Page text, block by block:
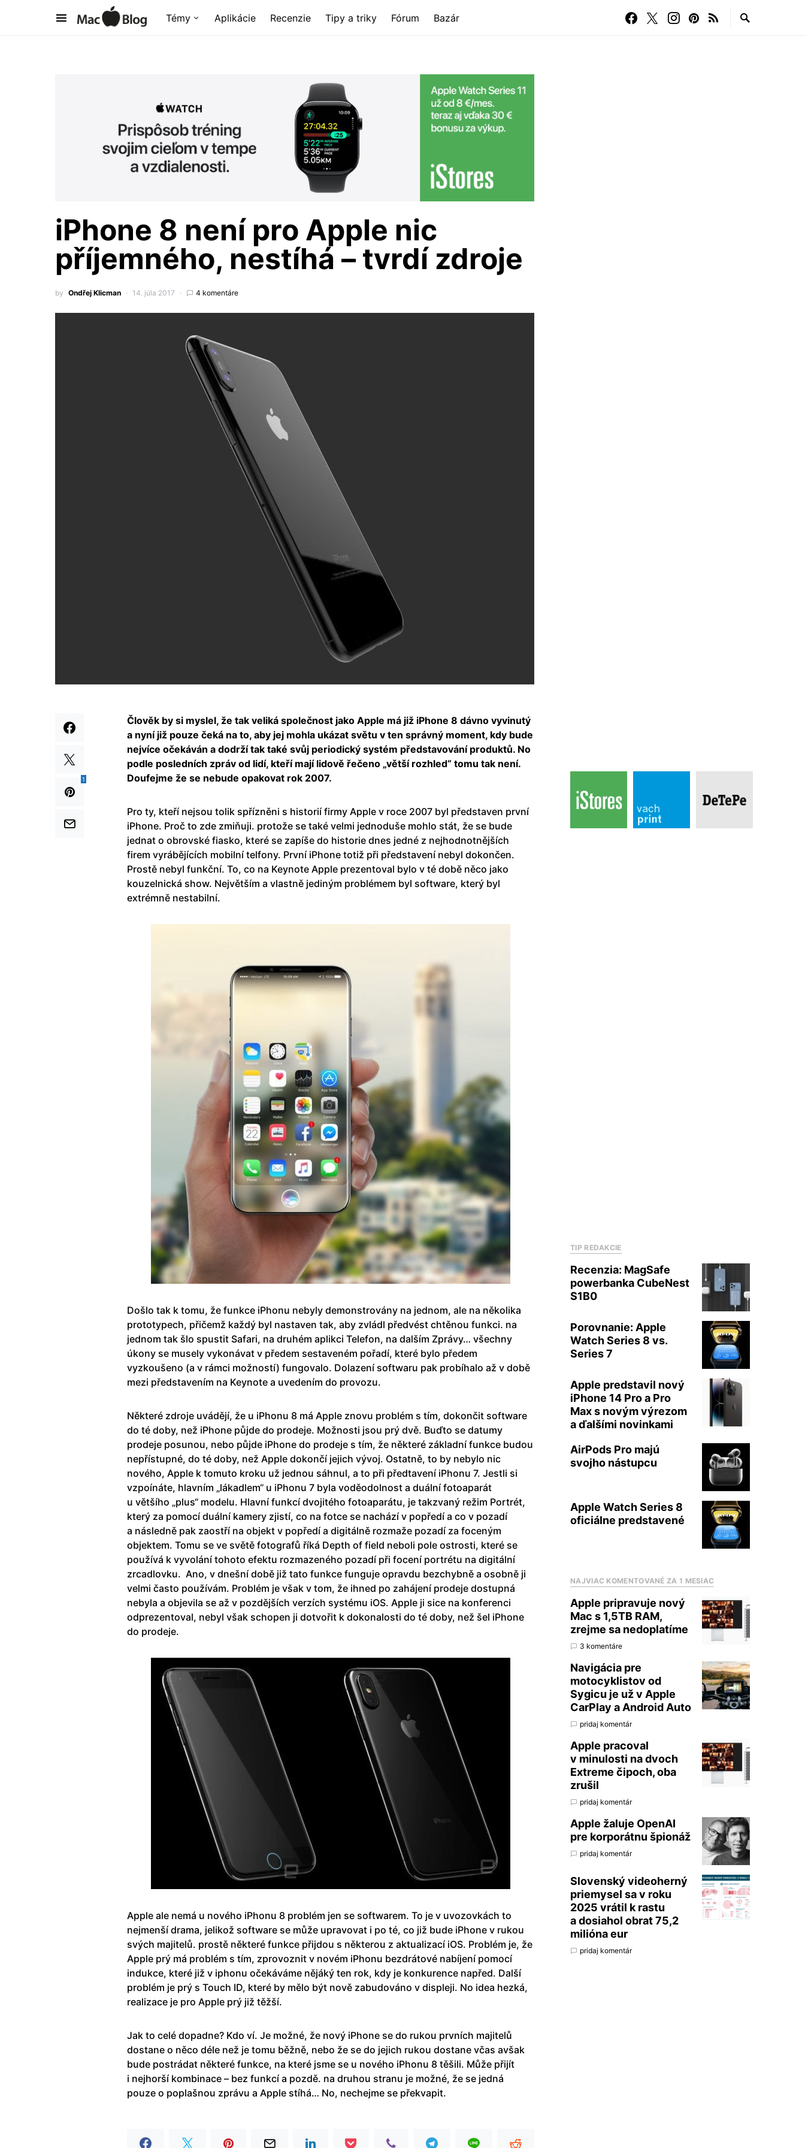
Témy Aplikácie Recenzie Tipy a triky Fórum Bazár
iPhone 8 není pro Apple nic
příjemného, nestíhá – tvrdí zdroje
by Ondřej Klicman 14. júla 2017 4 komentáre
1
Člověk by si myslel, že tak veliká společnost jako Apple má již iPhone 8 dávno vyvinutý
a nyní již pouze čeká na to, aby jej mohla ukázat světu v ten správný moment, kdy bude
nejvíce očekáván a dodrží tak také svůj periodický systém představování produktů. No
podle posledních zpráv od lidí, kteří mají lidově řečeno „větší rozhled“ tomu tak není.
Doufejme že se nebude opakovat rok 2007.
Pro ty, kteří nejsou tolik spřízněni s historií firmy Apple v roce 2007 byl představen první
iPhone. Proč to zde zmiňuji. protože se také velmi jednoduše mohlo stát, že se bude
jednat o obrovské fiasko, které se zapíše do historie dnes jedné z nejhodnotnějších
firem vyrábějících mobilní telfony. První iPhone totiž při představení nebyl dokončen.
Prostě nebyl funkční. To, co na Keynote Apple prezentoval bylo v té době něco jako
kouzelnická show. Největším a vlastně jediným problémem byl software, který byl
extrémně nestabilní.
Došlo tak k tomu, že funkce iPhonu nebyly demonstrovány na jednom, ale na několika
prototypech, přičemž každý byl nastaven tak, aby zvládl předvést chtěnou funkci. na
jednom tak šlo spustit Safari, na druhém aplikci Telefon, na dalším Zprávy… všechny
úkony se musely vykonávat v předem sestaveném pořadí, které bylo předem
vyzkoušeno (a v rámci možností) fungovalo. Dolazení softwaru pak probíhalo až v době
mezi představením na Keynote a uvedením do provozu.
Některé zdroje uvádějí, že u iPhonu 8 má Apple znovu problém s tím, dokončit software
do té doby, než iPhone půjde do prodeje. Možnosti jsou prý dvě. Buďto se datumy
prodeje posunou, nebo půjde iPhone do prodeje s tím, že některé základní funkce budou
nepřístupné, do té doby, než Apple dokončí jejich vývoj. Ostatně, to by nebylo nic
nového, Apple k tomuto kroku už jednou sáhnul, a to při předtavení iPhonu 7. Jestli si
vzpoínáte, hlavním „lákadlem“ u iPhonu 7 byla voděodolnost a duální fotoaparát
u většího „plus“ modelu. Hlavní funkcí dvojitého fotoaparátu, je takzvaný režim Portrét,
který za pomocí duální kamery zjistí, co na fotce se nachází v popředí a co v pozadí
a následně pak zaostří na objekt v popředí a digitálně rozmaže pozadí za foceným
objektem. Tomu se ve světě fotografů říká Depth of field neboli pole ostrosti, které se
používá k vyvolání tohoto efektu rozmazeného pozadí při focení portrétu na digitální
zrcadlovku. Ano, v dnešní době již tato funkce funguje opravdu bezchybně a osobně ji
velmi často používám. Problém je však v tom, že ihned po zahájení prodeje dostupná
nebyla a objevila se až v pozdějších verzích systému iOS. Apple ji sice na konferenci
odprezentoval, nebyl však schopen ji dotvořit k dokonalosti do té doby, než šel iPhone
do prodeje.
Apple ale nemá u nového iPhonu 8 problém jen se softwarem. To je v uvozovkách to
nejmenší drama, jelikož software se může upravovat i po té, co již bude iPhone v rukou
svých majitelů. prostě některé funkce přijdou s některou z aktualizací iOS. Problém je, že
Apple prý má problém s tím, zprovoznit v novém iPhonu bezdrátové nabíjení pomocí
indukce, které již v iphonu očekáváme nějáký ten rok, kdy je konkurence napřed. Další
problém je prý s Touch ID, které by mělo být nově zabudováno v displeji. No idea hezká,
realizace je pro Apple prý již těžší.
Jak to celé dopadne? Kdo ví. Je možné, že nový iPhone se do rukou prvních majitelů
dostane o něco déle než je tomu běžně, nebo že se do jejich rukou dostane včas avšak
bude postrádat některé funkce, na které jsme se u nového iPhonu 8 těšili. Může přijít
i nejhorší kombinace – bez funkcí a pozdě. na druhou stranu je možné, že se jedná
pouze o poplašnou zprávu a Apple stíhá… No, nechejme se překvapit.
TIP REDAKCIE
Recenzia: MagSafe
powerbanka CubeNest
S1B0
Porovnanie: Apple
Watch Series 8 vs.
Series 7
Apple predstavil nový
iPhone 14 Pro a Pro
Max s novým výrezom
a ďalšími novinkami
AirPods Pro majú
svojho nástupcu
Apple Watch Series 8
oficiálne predstavené
NAJVIAC KOMENTOVANÉ ZA 1 MESIAC
Apple pripravuje nový
Mac s 1,5TB RAM,
zrejme sa nedoplatíme
3 komentáre
Navigácia pre
motocyklistov od
Sygicu je už v Apple
CarPlay a Android Auto
pridaj komentár
Apple pracoval
v minulosti na dvoch
Extreme čipoch, oba
zrušil
pridaj komentár
Apple žaluje OpenAI
pre korporátnu špionáž
pridaj komentár
Slovenský videoherný
priemysel sa v roku
2025 vrátil k rastu
a dosiahol obrat 75,2
milióna eur
pridaj komentár